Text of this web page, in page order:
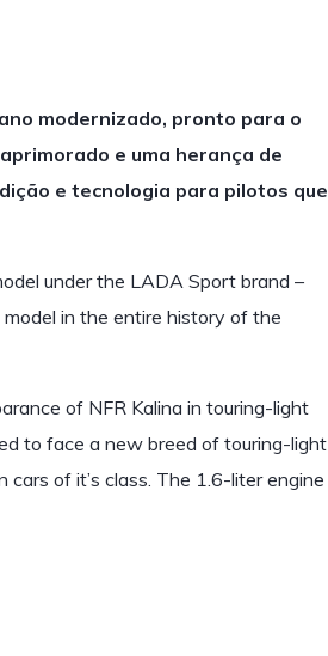
modernizado, pronto para o
e uma herança de
e tecnologia para pilotos que
under the LADA Sport brand –
in the entire history of the
of NFR Kalina in touring-light
to face a new breed of touring-light
of it’s class. The 1.6-liter engine